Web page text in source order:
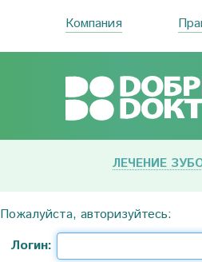
Компания
ЛЕЧЕНИЕ
Пожалуйста, авторизуйтесь:
Логин: